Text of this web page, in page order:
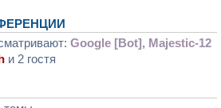
Google [Bot], Majestic-12
и 2 гостя